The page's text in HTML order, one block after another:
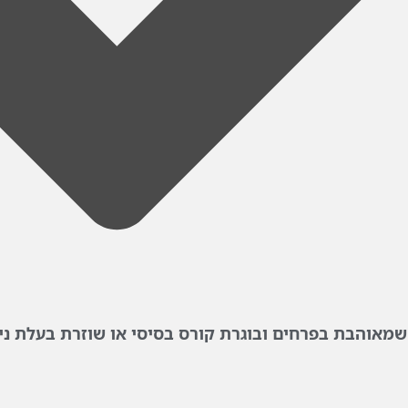
בפרחים ובוגרת קורס בסיסי או שוזרת בעלת